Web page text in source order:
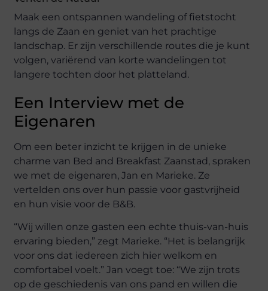
Maak een ontspannen wandeling of fietstocht
langs de Zaan en geniet van het prachtige
landschap. Er zijn verschillende routes die je kunt
volgen, variërend van korte wandelingen tot
langere tochten door het platteland.
Een Interview met de
Eigenaren
Om een beter inzicht te krijgen in de unieke
charme van Bed and Breakfast Zaanstad, spraken
we met de eigenaren, Jan en Marieke. Ze
vertelden ons over hun passie voor gastvrijheid
en hun visie voor de B&B.
“Wij willen onze gasten een echte thuis-van-huis
ervaring bieden,” zegt Marieke. “Het is belangrijk
voor ons dat iedereen zich hier welkom en
comfortabel voelt.” Jan voegt toe: “We zijn trots
op de geschiedenis van ons pand en willen die